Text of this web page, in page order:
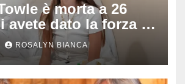
è morta a 26
avete dato la forza di
l’ultimo
dell’influencer
i fan
ROSALYN BIANCA